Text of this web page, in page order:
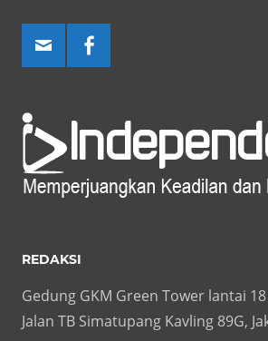
REDAKSI
Gedung GKM Green Tower lantai 18
Jalan TB Simatupang Kavling 89G,